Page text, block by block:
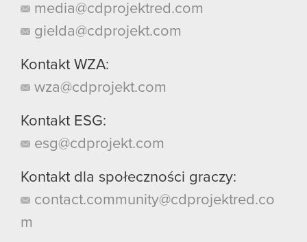
media@cdprojektred.com
gielda@cdprojekt.com
Kontakt WZA:
wza@cdprojekt.com
Kontakt ESG:
esg@cdprojekt.com
Kontakt dla społeczności graczy:
contact.community@cdprojektred.co
m